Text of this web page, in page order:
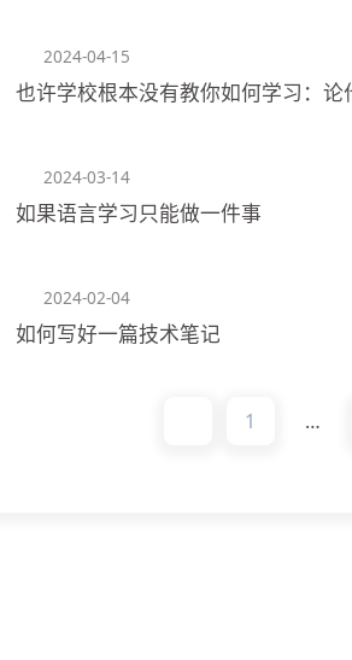
2024-04-15
也许学校根本没有教你如何学习：论
2024-03-14
如果语言学习只能做一件事
2024-02-04
如何写好一篇技术笔记
1 …